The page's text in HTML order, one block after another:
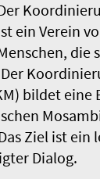
ein Verein
die
bildet eine
Ziel ist ein
Dialog.